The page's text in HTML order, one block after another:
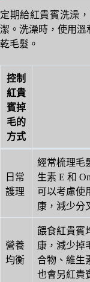
定期給紅貴賓洗澡
潔。洗澡時，使用溫
乾毛髮。
控制
紅貴
賓掉
毛的
方式
日常
護理
經常梳理毛
生素 E 和
可以考慮使
康，減少分
營養
均衡
餵食紅貴賓
康，減少掉
合物、維生
也會另紅貴